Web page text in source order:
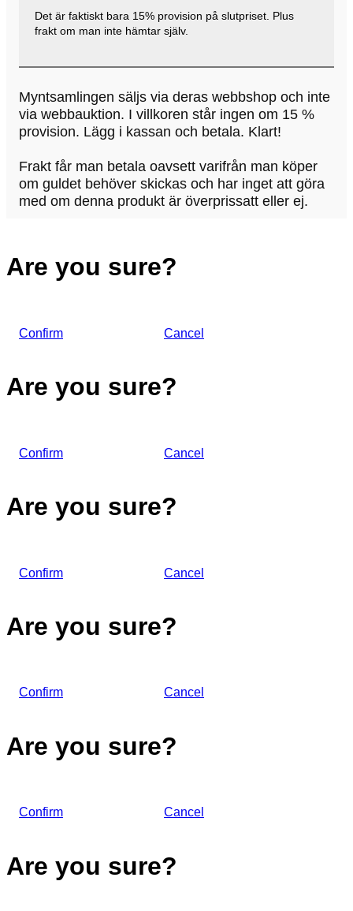
Det är faktiskt bara 15% provision på slutpriset. Plus
frakt om man inte hämtar själv.
Myntsamlingen säljs via deras webbshop och inte
via webbauktion. I villkoren står ingen om 15 %
provision. Lägg i kassan och betala. Klart!
Frakt får man betala oavsett varifrån man köper
om guldet behöver skickas och har inget att göra
med om denna produkt är överprissatt eller ej.
Are you sure?
Confirm Cancel
Are you sure?
Confirm Cancel
Are you sure?
Confirm Cancel
Are you sure?
Confirm Cancel
Are you sure?
Confirm Cancel
Are you sure?